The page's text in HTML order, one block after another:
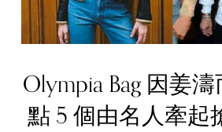
Olympia Bag 因姜
點 5 個由名人牽起